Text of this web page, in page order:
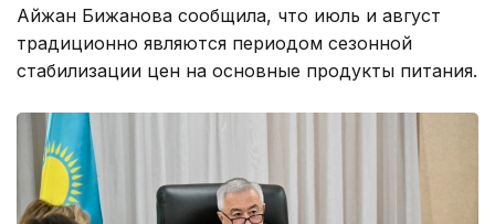
Айжан Бижанова сообщила, что июль и август
традиционно являются периодом сезонной
стабилизации цен на основные продукты питания.